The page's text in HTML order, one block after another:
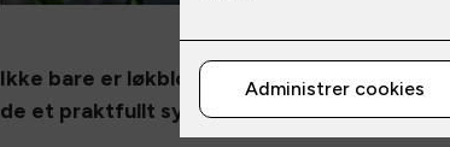
Ikke bare er løkblomster enkle å plante på
de et praktfullt syn med sine fargerike